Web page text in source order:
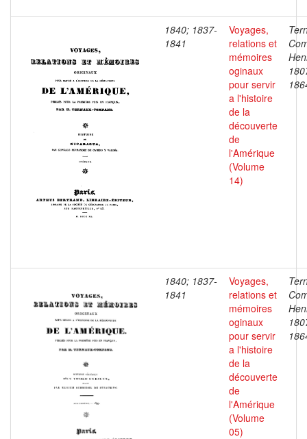
1840; 1837-
1841
Voyages,
relations et
mémoires
oginaux
pour servir
a l'histoire
de la
découverte
de
l'Amérique
(Volume
14)
1840; 1837-
1841
Voyages,
relations et
mémoires
oginaux
pour servir
a l'histoire
de la
découverte
de
l'Amérique
(Volume
05)